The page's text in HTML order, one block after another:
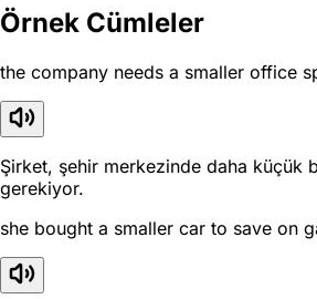
Örnek Cümleler
the company needs a smaller office
Şirket, şehir merkezinde daha küçük
gerekiyor.
she bought a smaller car to save on